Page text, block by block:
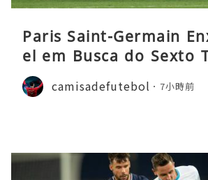
Paris Saint-Germain
el em Busca do Sexto
ecutivo da Liga
camisadefutebol 7小時前